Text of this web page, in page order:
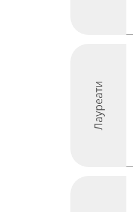
Лауреати